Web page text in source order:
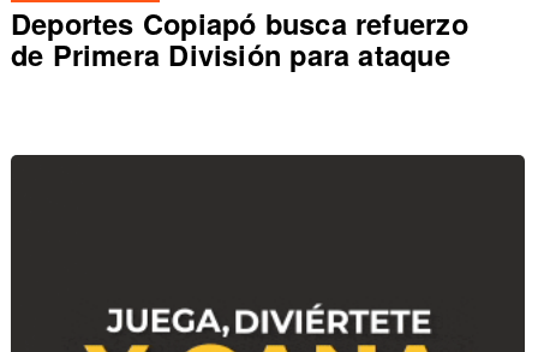
Deportes Copiapó busca refuerzo
de Primera División para ataque